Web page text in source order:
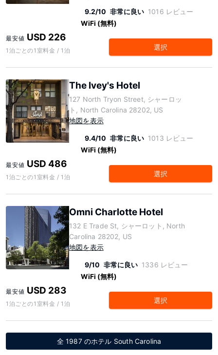
9.2/10 非常に良い 1016 レビュー
WiFi (無料)
最安値 USD 226
1泊ごとの1室料金 / 1泊 選択
The Ivey's Hotel
127 North Tryon Street, シャーロッ
ト, North Carolina 28202, US
地図を表示
9.4/10 非常に良い 1013 レビュー
WiFi (無料)
最安値 USD 486
1泊ごとの1室料金 / 1泊 選択
Omni Charlotte Hotel
132 E Trade St, シャーロット, North
Carolina 28202, US
地図を表示
9/10 非常に良い 1336 レビュー
WiFi (無料)
最安値 USD 283
1泊ごとの1室料金 / 1泊 選択
全 1987 のホテル South Carolina